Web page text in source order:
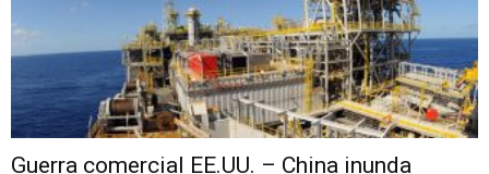
Guerra comercial EE.UU. – China inunda